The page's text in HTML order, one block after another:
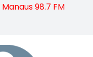
98.7 FM